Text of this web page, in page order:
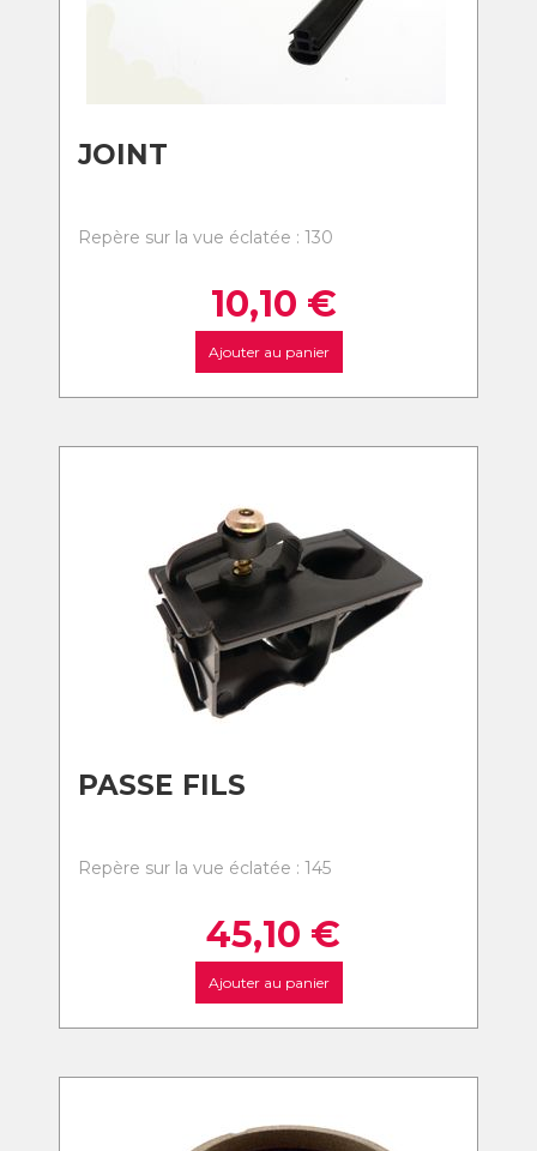
JOINT
Repère sur la vue éclatée : 130
10,10 €
Ajouter au panier
PASSE FILS
Repère sur la vue éclatée : 145
45,10 €
Ajouter au panier